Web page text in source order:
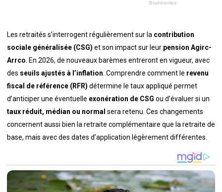
Les retraités s’interrogent régulièrement sur la contribution
sociale généralisée (CSG) et son impact sur leur pension Agirc-
Arrco . En 2026, de nouveaux barèmes entreront en vigueur, avec
des seuils ajustés à l’inflation . Comprendre comment le revenu
fiscal de référence (RFR) détermine le taux appliqué permet
d’anticiper une éventuelle exonération de CSG ou d’évaluer si un
taux réduit, médian ou normal sera retenu. Ces changements
concernent aussi bien la retraite complémentaire que la retraite de
base, mais avec des dates d’application légèrement différentes.